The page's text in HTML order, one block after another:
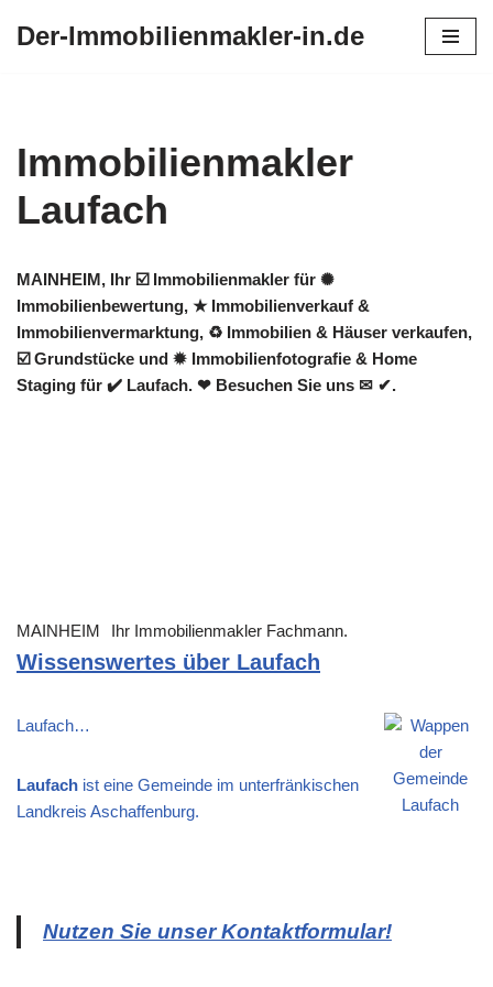
Der-Immobilienmakler-in.de
Immobilienmakler
Laufach
MAINHEIM, Ihr ☑️ Immobilienmakler für ✺
Immobilienbewertung, ★ Immobilienverkauf &
Immobilienvermarktung, ♻ Immobilien & Häuser verkaufen,
☑️ Grundstücke und ✹ Immobilienfotografie & Home
Staging für ✔️ Laufach. ❤ Besuchen Sie uns ✉ ✔.
MAINHEIM Ihr Immobilienmakler Fachmann.
Wissenswertes über Laufach
Laufach…
Laufach ist eine Gemeinde im unterfränkischen
Landkreis Aschaffenburg.
Nutzen Sie unser Kontaktformular!